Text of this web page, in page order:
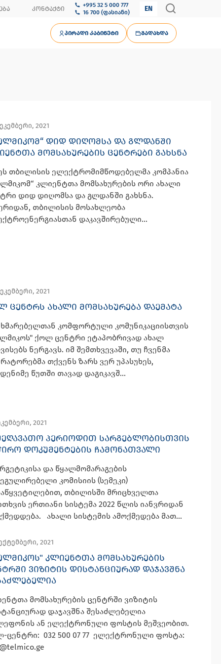
ᲙᲝᲜᲢᲐᲥᲢᲘ
+995 32 5 000 777
16 700 (ფასიანი)
EN
ᲞᲘᲠᲐᲓᲘ ᲙᲐᲑᲘᲜᲔᲢᲘ ᲒᲐᲓᲐᲮᲓᲐ
2021
ᲓᲘᲓ ᲓᲘᲦᲝᲛᲡᲐ ᲓᲐ ᲒᲚᲓᲐᲜᲨᲘ
ᲛᲝᲛᲡᲐᲮᲣᲠᲔᲑᲘᲡ ᲪᲔᲜᲢᲠᲔᲑᲘ ᲒᲐᲮᲡᲜᲐ
თბილისის ელექტრომიმწოდებელმა კომპანია
კლიენტთა მომსახურების ორი ახალი
დიდ დიღომსა და გლდანში გახსნა.
თბილისის მოსახლეობა
დაკავშირებული...
2021
ᲪᲔᲜᲢᲠᲡ ᲐᲮᲐᲚᲘ ᲛᲝᲛᲡᲐᲮᲣᲠᲔᲑᲐ ᲓᲐᲔᲛᲐᲢᲐ
კომფორტული კომუნიკაციისთვის
ქოლ ცენტრი ეტაპობრივად ახალ
ნერგავს. იმ შემთხვევაში, თუ ჩვენმა
თქვენს ზარს ვერ უპასუხეს,
წუთში თავად დაგიკავშ...
2021
ᲞᲔᲠᲘᲝᲓᲘᲗ ᲡᲐᲠᲒᲔᲑᲚᲝᲑᲘᲡᲗᲕᲘᲡ
ᲓᲝᲙᲣᲛᲔᲜᲢᲔᲑᲘᲡ ᲩᲐᲛᲝᲜᲐᲗᲕᲐᲚᲘ
და წყალმომარაგების
კომისიის (სემეკი)
თბილისში მრიცხველთა
ერთიანი სისტემა 2022 წლის იანვრიდან
ახალი სისტემის ამოქმედება მათ...
2021
ᲙᲚᲘᲔᲜᲢᲗᲐ ᲛᲝᲛᲡᲐᲮᲣᲠᲔᲑᲘᲡ
ᲕᲘᲖᲘᲢᲘᲡ ᲓᲘᲡᲢᲐᲜᲪᲘᲣᲠᲐᲓ ᲓᲐᲯᲐᲕᲨᲜᲐ
მომსახურების ცენტრში ვიზიტის
დაჯავშნა შესაძლებელია
ან ელექტრონული ფოსტის მეშვეობით.
ცენტრი: 032 500 07 77 ელექტრონული ფოსტა: